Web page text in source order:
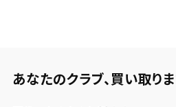
あなたのクラブ、 買い取りま